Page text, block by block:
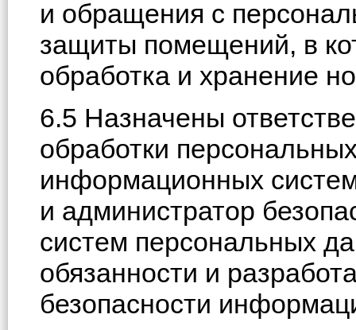
и обращения с
защиты помещений, в
обработка и хранение
6.5 Назначены
обработки
информационных
и администратор
систем персональных
обязанности и
безопасности